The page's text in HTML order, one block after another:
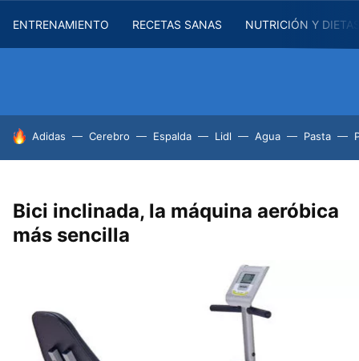
ENTRENAMIENTO RECETAS SANAS NUTRICIÓN Y
HOY SE HABLA DE
Adidas Cerebro Espalda Lidl Agua Pasta
Bici inclinada, la máquina aeróbica
más sencilla